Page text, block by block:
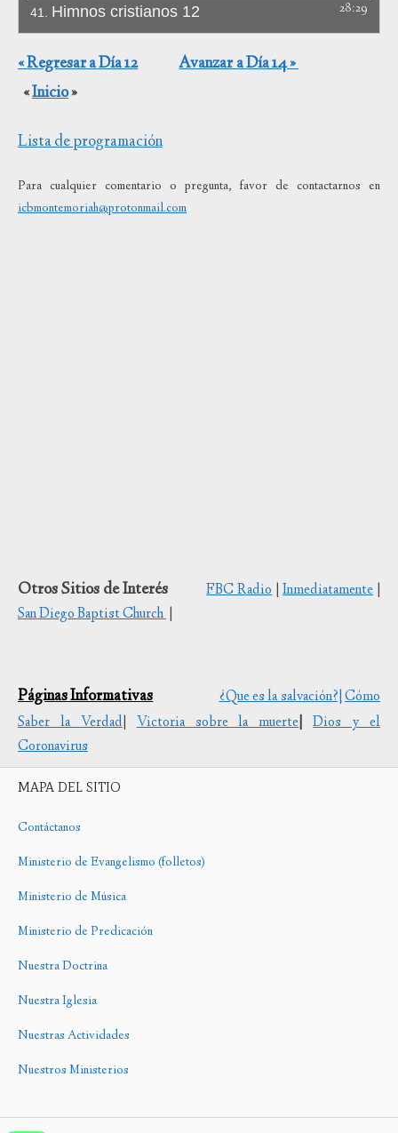
41. Himnos cristianos 12 28:29
« Regresar a Día 12
Avanzar a Día 14 »
«Inicio»
Lista de programación
Para cualquier comentario o pregunta, favor de contactarnos en
icbmontemoriah@protonmail.com
Otros Sitios de Interés FBC Radio|Inmediatamente
San Diego Baptist Church
Páginas Informativas ¿Que es la salvación?|Cómo
Saber la Verdad|Victoria sobre la muerte|
Dios y el
Coronavirus
MAPA DEL SITIO
Contáctanos
Ministerio de Evangelismo (folletos)
Ministerio de Música
Ministerio de Predicación
Nuestra Doctrina
Nuestra Iglesia
Nuestras Actividades
Nuestros Ministerios